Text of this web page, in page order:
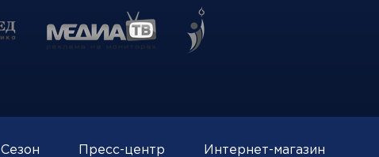
Сезон Пресс-центр Интернет-магазин